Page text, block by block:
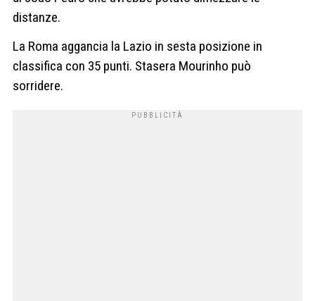
distanze.
La Roma aggancia la Lazio in sesta posizione in
classifica con 35 punti. Stasera Mourinho può
sorridere.